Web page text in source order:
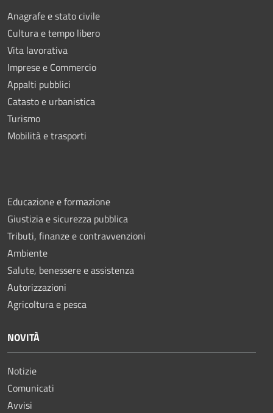
Anagrafe e stato civile
Cultura e tempo libero
Vita lavorativa
Imprese e Commercio
Appalti pubblici
Catasto e urbanistica
Turismo
Mobilità e trasporti
Educazione e formazione
Giustizia e sicurezza pubblica
Tributi, finanze e contravvenzioni
Ambiente
Salute, benessere e assistenza
Autorizzazioni
Agricoltura e pesca
NOVITÀ
Notizie
Comunicati
Avvisi